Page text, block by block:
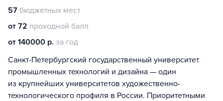
57 бюджетных мест
от 72 проходной балл
от 140000 р. за год
Санкт-Петербургский государственный университет
промышленных технологий и дизайна — один
из крупнейших университетов художественно-
технологического профиля в России. Приоритетными